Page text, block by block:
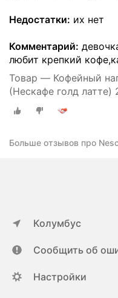
Недостатки: их нет
Комментарий:
любит крепкий
Товар — Кофейный
(Нескафе голд латте)
Больше отзывов про
Колумбус
Сообщить об
Настройки